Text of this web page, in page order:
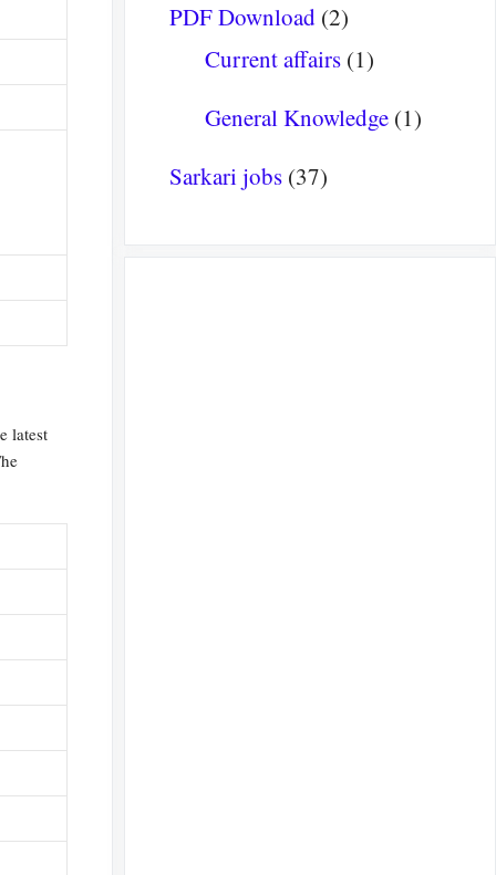
latest
PDF Download (2)
Current affairs(1)
General Knowledge(1)
Sarkari jobs (37)